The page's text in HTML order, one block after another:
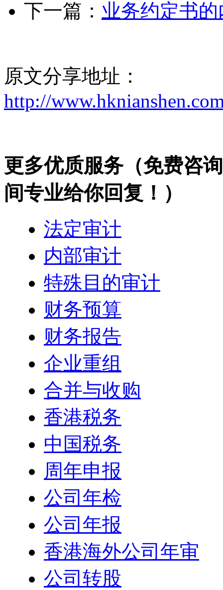
下一篇： 业务约定书
原文分享地址：
http://
更多优质服务（免费咨
间专业给你回复！）
法定审计
内部审计
特殊目的审计
财务预算
财务报告
企业重组
合并与收购
香港税务
中国税务
周年申报
公司年检
公司年报
香港海外公司年审
公司转股